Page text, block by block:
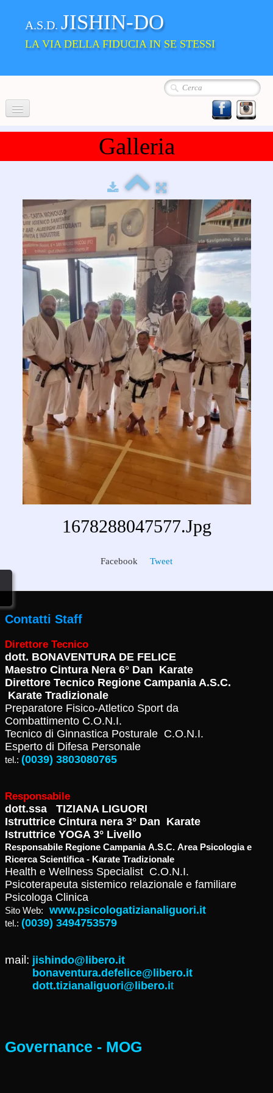
A.S.D. JISHIN-DO
LA VIA DELLA FIDUCIA IN SE STESSI
Home
Album
Dove siamo
Galleria
1678288047577.jpg
Facebook Tweet
Contatti Staff
Direttore Tecnico
dott. BONAVENTURA DE FELICE
Maestro Cintura Nera 6° Dan Karate
Direttore Tecnico Regione Campania A.S.C.
Karate Tradizionale
Preparatore Fisico-Atletico Sport da
Combattimento C.O.N.I.
Tecnico di Ginnastica Posturale C.O.N.I.
Esperto di Difesa Personale
tel.: (0039) 3803080765
Responsabile
dott.ssa TIZIANA LIGUORI
Istruttrice Cintura nera 3° Dan Karate
Istruttrice YOGA 3° Livello
Responsabile Regione Campania A.S.C. Area Psicologia e
Ricerca Scientifica - Karate Tradizionale
Health e Wellness Specialist C.O.N.I.
Psicoterapeuta sistemico relazionale e familiare
Psicologa Clinica
Sito Web: www.psicologatizianaliguori.it
tel.: (0039) 3494753579
mail: jishindo@libero.it
bonaventura.defelice@libero.it
dott.tizianaliguori@libero.it
Governance - MOG